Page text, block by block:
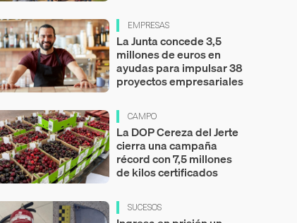
EMPRESAS
La Junta concede 3,5
millones de euros en
ayudas para impulsar 38
proyectos empresariales
CAMPO
La DOP Cereza del Jerte
cierra una campaña
récord con 7,5 millones
de kilos certificados
SUCESOS